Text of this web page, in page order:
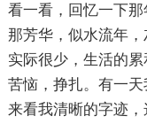
看一看，回忆一下
那芳华，似水流年
实际很少，生活的
苦恼，挣扎。有一
来看我清晰的字迹